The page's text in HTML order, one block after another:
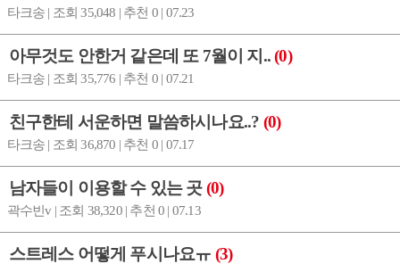
타크송 | 조회 35,048 | 추천 0 | 07.23
아무것도 안한거 같은데 또 7월이 지..(0)
타크송 | 조회 35,776 | 추천 0 | 07.21
친구한테 서운하면 말씀하시나요..? (0)
타크송 | 조회 36,870 | 추천 0 | 07.17
남자들이 이용할 수 있는 곳(0)
곽수빈v | 조회 38,320 | 추천 0 | 07.13
스트레스 어떻게 푸시나요ㅠ (3)